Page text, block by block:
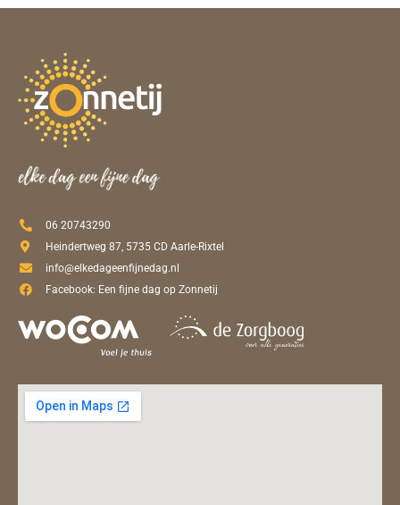
06 20743290
Heindertweg 87, 5735 CD Aarle-Rixtel
info@elkedageenfijnedag.nl
Facebook: Een fijne dag op Zonnetij